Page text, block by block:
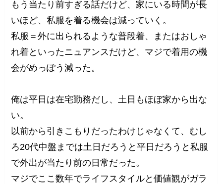
もう当たり前すぎる話だけど、家にいる時間が長
いほど、私服を着る機会は減っていく。
私服＝外に出られるような普段着、またはおしゃ
れ着といったニュアンスだけど、マジで着用の機
会がめっぽう減った。
俺は平日は在宅勤務だし、土日もほぼ家から出な
い。
以前から引きこもりだったわけじゃなくて、むし
ろ20代中盤までは土日だろうと平日だろうと私服
で外出が当たり前の日常だった。
マジでここ数年でライフスタイルと価値観がガラ